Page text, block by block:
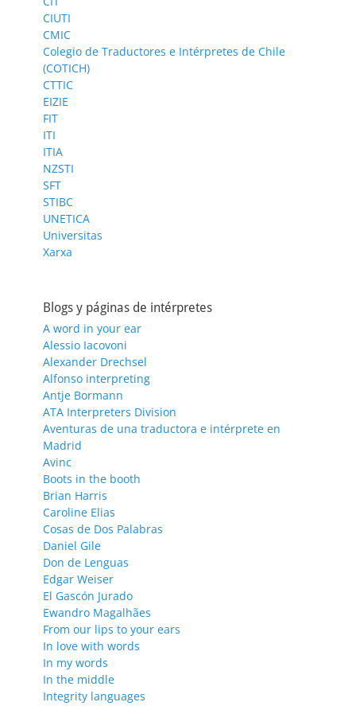
CIUTI
CMIC
Colegio de Traductores e Intérpretes de Chile
(COTICH)
CTTIC
EIZIE
FIT
ITI
ITIA
NZSTI
SFT
STIBC
UNETICA
Universitas
Xarxa
Blogs y páginas de intérpretes
A word in your ear
Alessio Iacovoni
Alexander Drechsel
Alfonso interpreting
Antje Bormann
ATA Interpreters Division
Aventuras de una traductora e intérprete en
Madrid
Avinc
Boots in the booth
Brian Harris
Caroline Elias
Cosas de Dos Palabras
Daniel Gile
Don de Lenguas
Edgar Weiser
El Gascón Jurado
Ewandro Magalhães
From our lips to your ears
In love with words
In my words
In the middle
Integrity languages